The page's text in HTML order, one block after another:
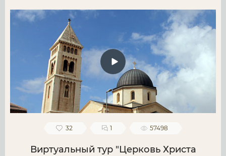
32 1 57498
Виртуальный тур "Церковь Христа